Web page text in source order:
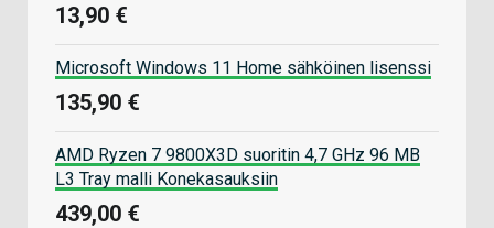
13,90 €
Microsoft Windows 11 Home sähköinen lisenssi
135,90 €
AMD Ryzen 7 9800X3D suoritin 4,7 GHz 96 MB
L3 Tray malli Konekasauksiin
439,00 €